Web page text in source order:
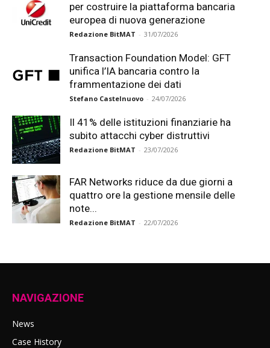
per costruire la piattaforma bancaria
europea di nuova generazione
Redazione BitMAT - 31/07/2026
Transaction Foundation Model: GFT
unifica l’IA bancaria contro la
frammentazione dei dati
Stefano Castelnuovo - 24/07/2026
Il 41% delle istituzioni finanziarie ha
subito attacchi cyber distruttivi
Redazione BitMAT - 23/07/2026
FAR Networks riduce da due giorni a
quattro ore la gestione mensile delle
note...
Redazione BitMAT - 22/07/2026
NAVIGAZIONE
News
Case History